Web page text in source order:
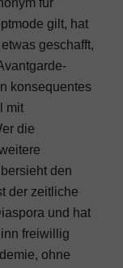
gilt, hat
geschafft,
konsequentes
mit
die
den
der zeitliche
und hat
freiwillig
ohne